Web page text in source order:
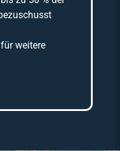
weitere